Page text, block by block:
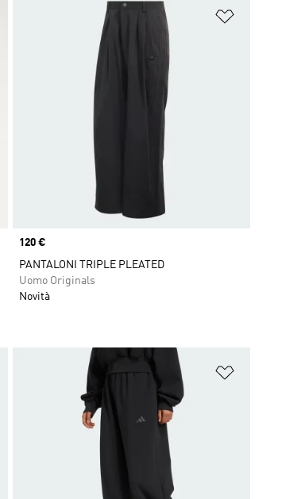
Aggiungi alla lista dei desideri
Price
120 €
PANTALONI TRIPLE PLEATED
Uomo Originals
Novità
Aggiungi alla lista dei desideri